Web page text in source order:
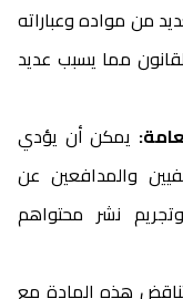
من مواده وعباراته
مما يسبب عديد
يمكن أن يؤدي
والمدافعين عن
نشر محتواهم
هذه المادة مع